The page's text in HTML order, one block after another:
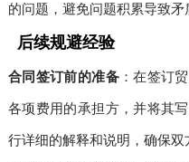
的问题，避免问题积累导致矛
后续规避经验
合同签订前的准备：在签订
各项费用的承担方，并将其
行详细的解释和说明，确保双